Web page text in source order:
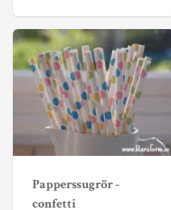
Papperssugrör -
confetti